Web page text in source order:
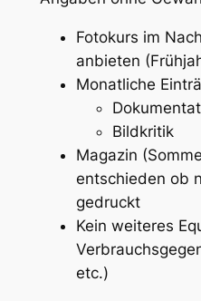
Fotokurs im
anbieten
Monatliche
Bildkritik
Magazin
entschieden ob
gedruckt
Kein weiteres
etc.)